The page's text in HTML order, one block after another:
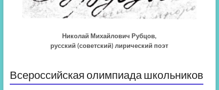
Николай Михайлович Рубцов,
русский (советский) лирический поэт
Всероссийская олимпиада школьников